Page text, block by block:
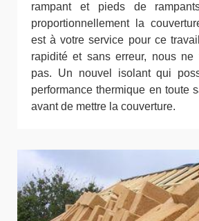
rampant et pieds de
proportionnellement la
est à votre service pour ce
rapidité et sans erreur, nous ne
pas. Un nouvel isolant qui
performance thermique en toute
avant de mettre la couverture.